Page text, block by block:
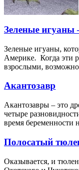
Зеленые
Зеленые игуаны,
Америке. Когда эти
взрослыми,
Акантозавр
Акантозавры – это
четыре
время беременности
Полосатый
Оказывается, и